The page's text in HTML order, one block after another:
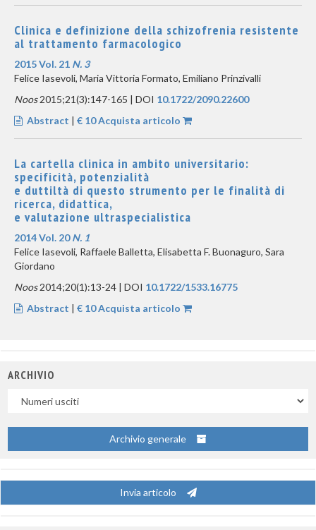
Clinica e definizione della schizofrenia resistente
al trattamento farmacologico
2015 Vol. 21 N. 3
Felice Iasevoli, Maria Vittoria Formato, Emiliano Prinzivalli
Noos2015;21(3):147-165 | DOI 10.1722/2090.22600
Abstract | € 10 Acquista articolo
La cartella clinica in ambito universitario:
specificità, potenzialità
e duttiltà di questo strumento per le finalità di
ricerca, didattica,
e valutazione ultraspecialistica
2014 Vol. 20N. 1
Felice Iasevoli, Raffaele Balletta, Elisabetta F. Buonaguro, Sara
Giordano
Noos2014;20(1):13-24 | DOI 10.1722/1533.16775
Abstract | € 10 Acquista articolo
ARCHIVIO
Archivio generale
Invia articolo